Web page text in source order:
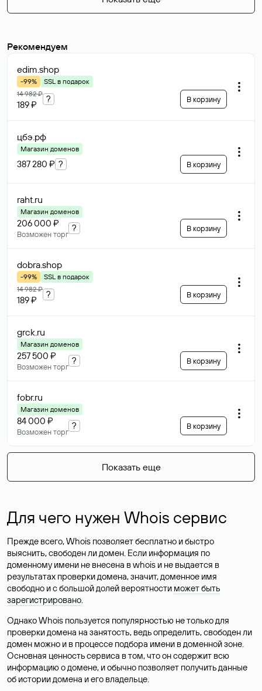
Рекомендуем
edim.shop
-99%
SSL в подарок
14 982 ₽
189 ₽
? В корзину
цбэ.рф
Магазин доменов
387 280 ₽ ? В корзину
raht.ru
Магазин доменов
206 000 ₽
Возможен торг
? В корзину
dobra.shop
-99%
SSL в подарок
14 982 ₽
189 ₽
? В корзину
grck.ru
Магазин доменов
257 500 ₽
Возможен торг
? В корзину
fobr.ru
Магазин доменов
84 000 ₽
Возможен торг
? В корзину
Показать еще
Для чего нужен Whois сервис
Прежде всего, Whois позволяет бесплатно и быстро
выяснить, свободен ли домен. Если информация по
доменному имени не внесена в whois и не выдается в
результатах проверки домена, значит, доменное имя
свободно и с большой долей вероятности может быть
зарегистрировано.
Однако Whois пользуется популярностью не только для
проверки домена на занятость, ведь определить, свободен ли
домен можно и в процессе подбора имени в доменной зоне.
Основная ценность сервиса в том, что он содержит всю
информацию о домене, и обычно позволяет получить данные
об истории домена и его владельце.